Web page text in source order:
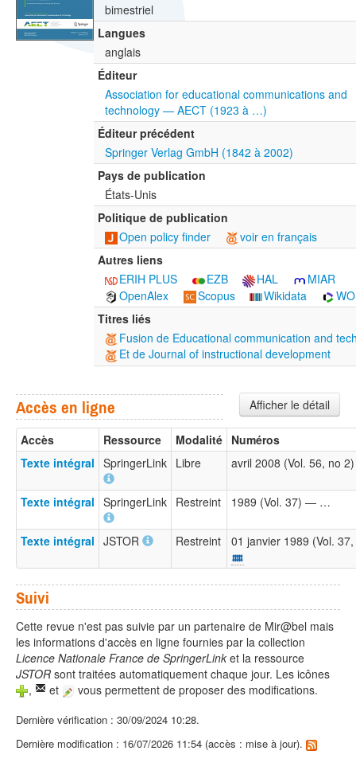
bimestriel
Langues
anglais
Éditeur
Association for educational communications and
technology — AECT (1923 à …)
Éditeur précédent
Springer Verlag GmbH (1842 à 2002)
Pays de publication
États-Unis
Politique de publication
Open policy finder
voir en français
Autres liens
ERIH PLUS
EZB HAL
MIAR
OpenAlex
Scopus Wikidata
Titres liés
Fusion de Educational communication and
Et de Journal of instructional development
Afficher le détail
Accès en ligne
Accès Ressource Modalité Numéros
Texte intégral SpringerLink Libre avril 2008 (Vol. 56, no
Texte intégral SpringerLink Restreint 1989 (Vol. 37) — …
Texte intégral JSTOR Restreint 01 janvier 1989 (Vol.
Suivi
Cette revue n'est pas suivie par un partenaire de Mir@bel mais
les informations d'accès en ligne fournies par la collection
Licence Nationale France de SpringerLink et la ressource
JSTOR sont traitées automatiquement chaque jour. Les icônes
,
et vous permettent de proposer des modifications.
Dernière vérification : 30/09/2024 10:28.
Dernière modification : 16/07/2026 11:54 (accès : mise à jour).